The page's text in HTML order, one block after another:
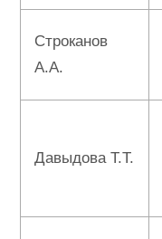
Строканов
А.А.
Давыдова Т.Т.